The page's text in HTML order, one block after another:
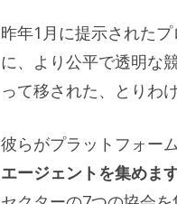
昨年1月に提示されたプ
に、より公平で透明な
って移された、とりわ
彼らがプラットフォー
エージェントを集めま